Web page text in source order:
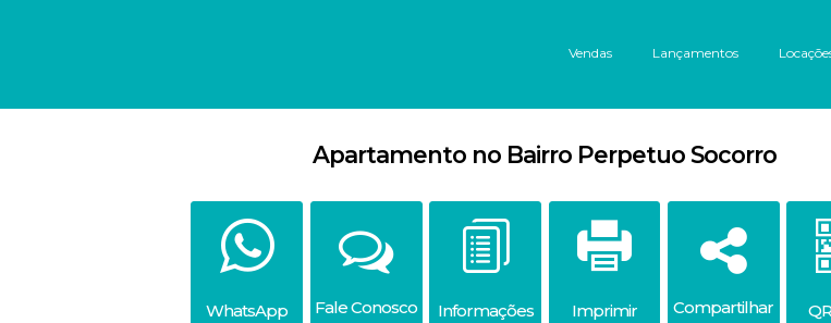
Lançamentos
Vendas
Apartamento no Bairro Perpetuo Socorro
WhatsApp Fale Conosco Informações Imprimir Compartilhar